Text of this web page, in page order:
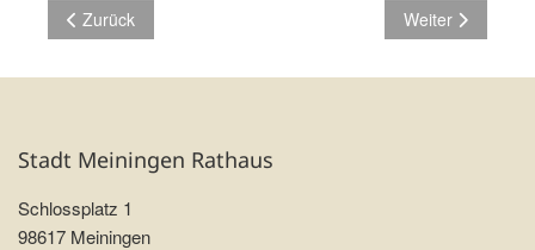
Vorheriger Beitrag: Gedenkveranstaltung am 8. Mai auf dem
Zurück Nächster
Weiter
Stadt Meiningen Rathaus
Schlossplatz 1
98617 Meiningen